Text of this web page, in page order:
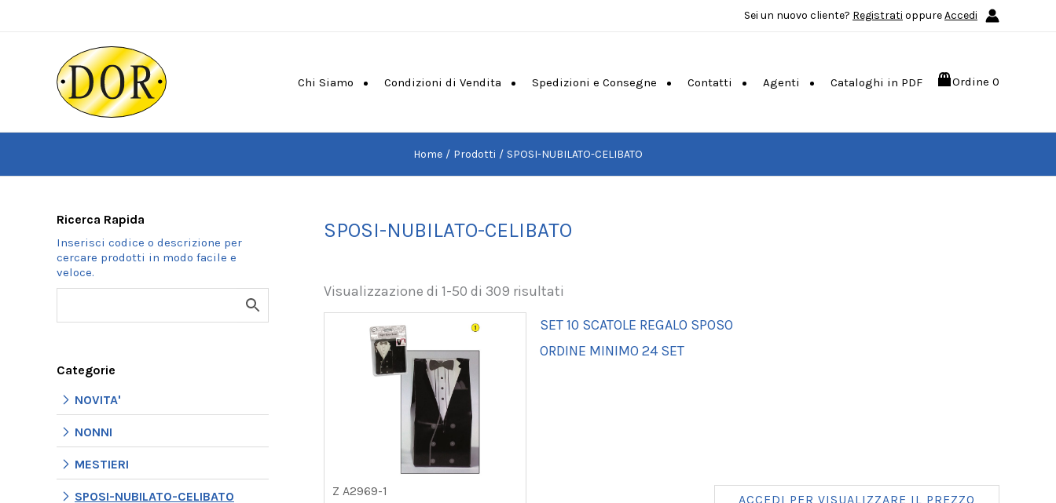
contenuto
Sei un nuovo cliente? Registrati oppureAccedi
Chi Siamo Condizioni di Vendita Spedizioni e Consegne Contatti Agenti Cataloghi in PDF Ordine 0
Home Prodotti SPOSI-NUBILATO-CELIBATO
Ricerca Rapida
Categorie
NOVITA'
NONNI
MESTIERI
SPOSI-NUBILATO-CELIBATO
SPOSI-NUBILATO-CELIBATO
Visualizzazione di 1-50 di 309 risultati
Z A2969-1
SET 10 SCATOLE REGALO SPOSO
ORDINE MINIMO 24 SET
ACCEDI PER VISUALIZZARE IL PREZZO